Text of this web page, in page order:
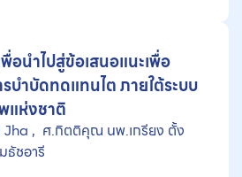
อนำไปสู่ข้อเสนอแนะเพื่อ
บำบัดทดแทนไต ภายใต้ระบบ
แห่งชาติ
ธัชอารี